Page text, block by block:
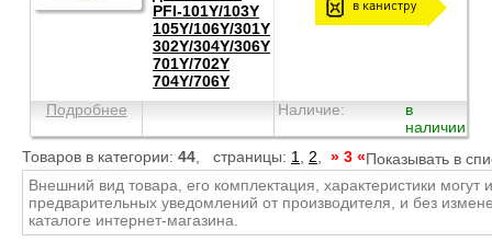
PFI-101Y/103Y
105Y/106Y/301Y
302Y/304Y/306Y
701Y/702Y
704Y/706Y
в канистру
Подробнее Наличие:
в
наличии
Товаров в категории: 44 , страницы: 1 2 » 3 «Показывать в
Внешний вид товара, его комплектация, характеристики могут
предварительных уведомлений от производителя, и без
каталоге интернет-магазина.